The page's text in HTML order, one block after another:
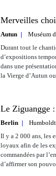
Merveilles
Autun
Muséum
Durant tout le
d’expositions
dans une
la Vierge d’Autun
Le Ziguangge
Berlin
Il y a 2 000 ans, les
loyaux afin de les
commandées par
d’affirmer son